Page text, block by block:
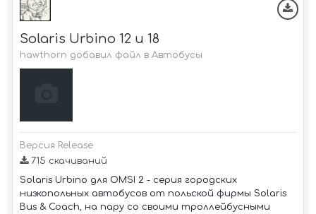
Solaris Urbino 12 и 18
hawthorn добавил файл в Автобусы
Версия Release
715 скачиваний
Solaris Urbino для OMSI 2 - серия городских
низкопольных автобусов от польской фирмы Solaris
Bus & Coach, на пару со своими троллейбусными